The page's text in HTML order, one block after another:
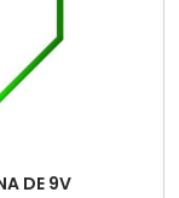
DE 9V